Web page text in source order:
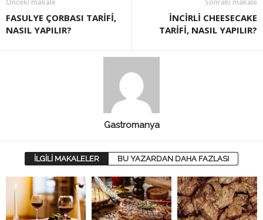
FASULYE ÇORBASI TARİFİ,
NASIL YAPILIR?
İNCİRLİ CHEESECAKE
TARİFİ, NASIL YAPILIR?
Gastromanya
İLGİLİ MAKALELER BU YAZARDAN DAHA FAZLASI